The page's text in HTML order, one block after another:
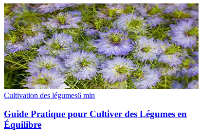
Cultivation des légumes6 min
Guide Pratique pour Cultiver des Légumes en
Équilibre